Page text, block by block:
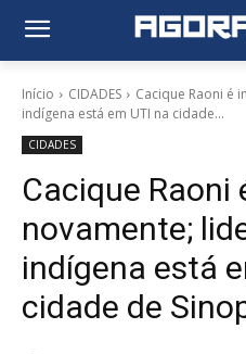
Início CIDADES
Cacique Raoni é
indígena está em UTI na cidade...
CIDADES
Cacique Raoni
novamente;
indígena está
cidade de